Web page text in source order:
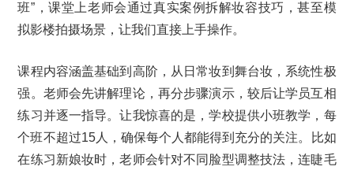
班”，课堂上老师会通过真实案例拆解妆容技巧，甚至模
拟影楼拍摄场景，让我们直接上手操作。
课程内容涵盖基础到高阶，从日常妆到舞台妆，系统性极
强。老师会先讲解理论，再分步骤演示，较后让学员互相
练习并逐一指导。让我惊喜的是，学校提供小班教学，每
个班不超过15人，确保每个人都能得到充分的关注。比如
在练习新娘妆时，老师会针对不同脸型调整技法，连睫毛